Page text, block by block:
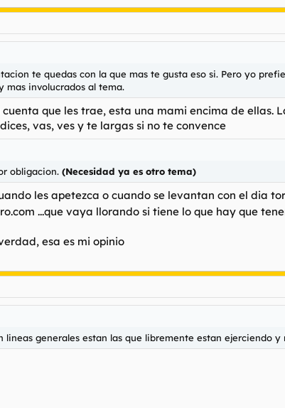
te quedas con la que mas te gusta eso si. Pero yo
mas involucrados al tema.
que les trae, esta una mami encima de ellas.
vas, ves y te largas si no te convence
obligacion. (Necesidad ya es otro tema)
les apetezca o cuando se levantan con el dia
...que vaya llorando si tiene lo que hay que
esa es mi opinio
generales estan las que libremente estan ejerciendo y